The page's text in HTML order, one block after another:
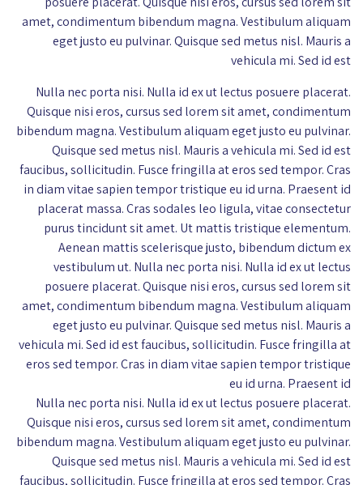
amet, condimentum bibendum magna. Vestibulum aliquam
eget justo eu pulvinar. Quisque sed metus nisl. Mauris a
vehicula mi. Sed id est
Nulla nec porta nisi. Nulla id ex ut lectus posuere placerat.
Quisque nisi eros, cursus sed lorem sit amet, condimentum
bibendum magna. Vestibulum aliquam eget justo eu pulvinar.
Quisque sed metus nisl. Mauris a vehicula mi. Sed id est
faucibus, sollicitudin. Fusce fringilla at eros sed tempor. Cras
in diam vitae sapien tempor tristique eu id urna. Praesent id
placerat massa. Cras sodales leo ligula, vitae consectetur
purus tincidunt sit amet. Ut mattis tristique elementum.
Aenean mattis scelerisque justo, bibendum dictum ex
vestibulum ut. Nulla nec porta nisi. Nulla id ex ut lectus
posuere placerat. Quisque nisi eros, cursus sed lorem sit
amet, condimentum bibendum magna. Vestibulum aliquam
eget justo eu pulvinar. Quisque sed metus nisl. Mauris a
vehicula mi. Sed id est faucibus, sollicitudin. Fusce fringilla at
eros sed tempor. Cras in diam vitae sapien tempor tristique
eu id urna. Praesent id
Nulla nec porta nisi. Nulla id ex ut lectus posuere placerat.
Quisque nisi eros, cursus sed lorem sit amet, condimentum
bibendum magna. Vestibulum aliquam eget justo eu pulvinar.
Quisque sed metus nisl. Mauris a vehicula mi. Sed id est
faucibus, sollicitudin. Fusce fringilla at eros sed tempor. Cras